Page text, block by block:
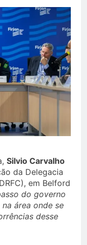
Silvio Carvalho
da Delegacia
em Belford
do governo
área onde se
desse